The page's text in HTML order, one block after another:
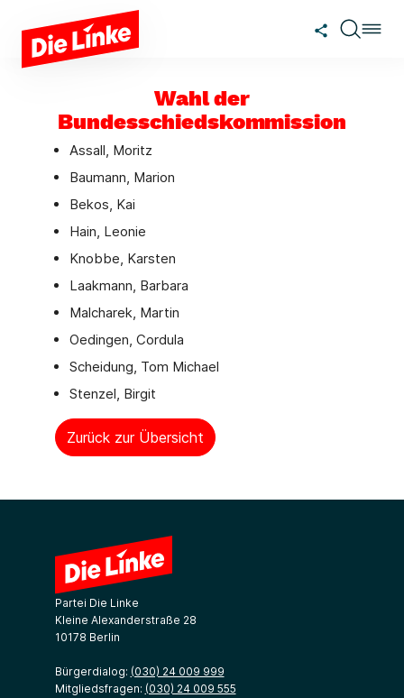
Zum Hauptinhalt springen
Wahl der
Bundesschiedskommission
Assall, Moritz
Baumann, Marion
Bekos, Kai
Hain, Leonie
Knobbe, Karsten
Laakmann, Barbara
Malcharek, Martin
Oedingen, Cordula
Scheidung, Tom Michael
Stenzel, Birgit
Zurück zur Übersicht
Partei Die Linke
Kleine Alexanderstraße 28
10178 Berlin
Bürgerdialog: (030) 24 009 999
Mitgliedsfragen: (030) 24 009 555